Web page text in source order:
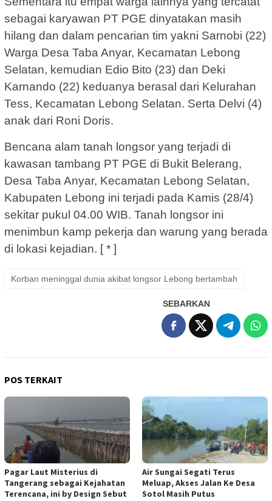
sebagai karyawan PT PGE dinyatakan masih
hilang dan dalam pencarian tim yakni Sarnobi (22)
Warga Desa Taba Anyar, Kecamatan Lebong
Selatan, kemudian Edio Bito (23) dan Deki
Karnando (22) keduanya berasal dari Kelurahan
Tess, Kecamatan Lebong Selatan. Serta Delvi (4)
anak dari Roni Doris.
Bencana alam tanah longsor yang terjadi di
kawasan tambang PT PGE di Bukit Belerang,
Desa Taba Anyar, Kecamatan Lebong Selatan,
Kabupaten Lebong ini terjadi pada Kamis (28/4)
sekitar pukul 04.00 WIB. Tanah longsor ini
menimbun kamp pekerja dan warung yang berada
di lokasi kejadian. [ * ]
Korban meninggal dunia akibat longsor Lebong bertambah
SEBARKAN
POS TERKAIT
Pagar Laut Misterius di
Tangerang sebagai Kejahatan
Terencana, ini by Design Sebut
Air Sungai Segati Terus
Meluap, Akses Jalan Ke Desa
Sotol Masih Putus